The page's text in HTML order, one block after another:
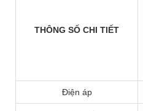
THÔNG SỐ CHI TIẾT
Điện áp